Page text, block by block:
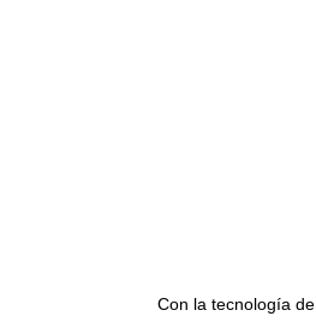
Con la tecnología de